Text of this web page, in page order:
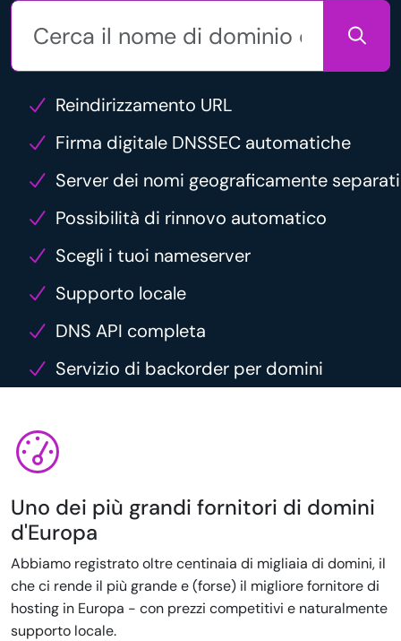
Reindirizzamento URL
Firma digitale DNSSEC automatiche
Server dei nomi geograficamente separati
Possibilità di rinnovo automatico
Scegli i tuoi nameserver
Supporto locale
DNS API completa
Servizio di backorder per domini
Uno dei più grandi fornitori di domini
d'Europa
Abbiamo registrato oltre centinaia di migliaia di domini, il
che ci rende il più grande e (forse) il migliore fornitore di
hosting in Europa - con prezzi competitivi e naturalmente
supporto locale.